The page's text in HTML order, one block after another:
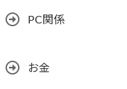
PC関係
お金